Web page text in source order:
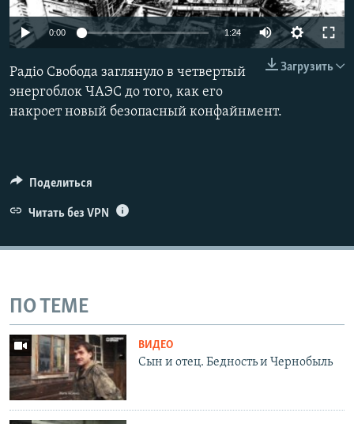
ПОБЕДИТЕЛЕЙ НЕ СУДЯТ?
КРЫМ.НЕПОКОРЕННЫЙ
ELIFBE
УКРАИНСКАЯ ПРОБЛЕМА КРЫМА
ПРИСОЕДИНЯЙТЕСЬ!
Все сайты RFE/RL
0:00 1:24
Загрузить
Радіо Свобода заглянуло в четвертый
энергоблок ЧАЭС до того, как его
накроет новый безопасный конфайнмент.
Поделиться
Читать без VPN
ПО ТЕМЕ
ВИДЕО
Сын и отец. Бедность и Чернобыль